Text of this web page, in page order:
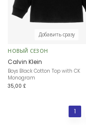
Добавить сразу
НОВЫЙ СЕЗОН
Calvin Klein
Boys Black Cotton Top with CK
Monogram
35,00 £
1